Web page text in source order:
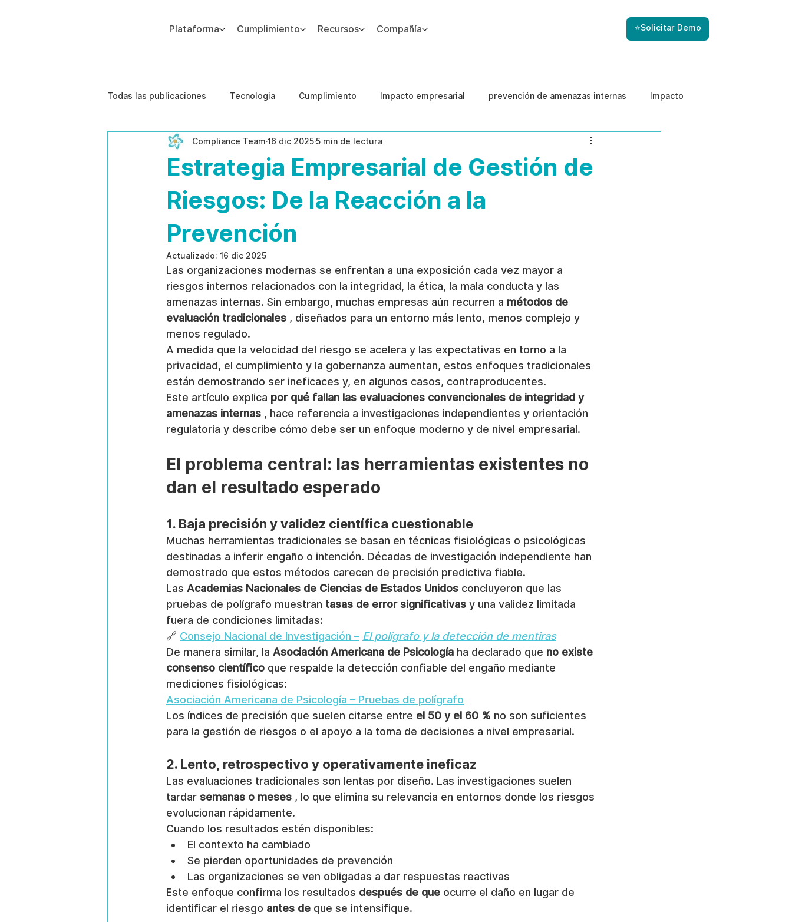
Plataforma Cumplimiento Recursos Compañía ⭐Solicitar Demo
Todas las publicaciones Tecnologia Cumplimiento Impacto empresarial prevención de amenazas internas Impacto
Estudios de caso Etica de IA Integridad del Capital Humano
Estrategia Empresarial de Gestión de
Riesgos: De la Reacción a la
Prevención
Compliance Team 16 dic 20255 min de lectura
Actualizado: 16 dic 2025
Las organizaciones modernas se enfrentan a una exposición cada vez mayor a
riesgos internos relacionados con la integridad, la ética, la mala conducta y las
amenazas internas. Sin embargo, muchas empresas aún recurren a métodos de
evaluación tradicionales , diseñados para un entorno más lento, menos complejo y
menos regulado.
A medida que la velocidad del riesgo se acelera y las expectativas en torno a la
privacidad, el cumplimiento y la gobernanza aumentan, estos enfoques tradicionales
están demostrando ser ineficaces y, en algunos casos, contraproducentes.
Este artículo explica por qué fallan las evaluaciones convencionales de integridad y
amenazas internas , hace referencia a investigaciones independientes y orientación
regulatoria y describe cómo debe ser un enfoque moderno y de nivel empresarial.
El problema central: las herramientas existentes no
dan el resultado esperado
1. Baja precisión y validez científica cuestionable
Muchas herramientas tradicionales se basan en técnicas fisiológicas o psicológicas
destinadas a inferir engaño o intención. Décadas de investigación independiente han
demostrado que estos métodos carecen de precisión predictiva fiable.
Las Academias Nacionales de Ciencias de Estados Unidos concluyeron que las
pruebas de polígrafo muestran tasas de error significativas y una validez limitada
fuera de condiciones limitadas:
🔗 Consejo Nacional de Investigación – El polígrafo y la detección de mentiras
De manera similar, la Asociación Americana de Psicología ha declarado que no existe
consenso científico que respalde la detección confiable del engaño mediante
mediciones fisiológicas:
Asociación Americana de Psicología – Pruebas de polígrafo
Los índices de precisión que suelen citarse entre el 50 y el 60 % no son suficientes
para la gestión de riesgos o el apoyo a la toma de decisiones a nivel empresarial.
2. Lento, retrospectivo y operativamente ineficaz
Las evaluaciones tradicionales son lentas por diseño. Las investigaciones suelen
tardar semanas o meses , lo que elimina su relevancia en entornos donde los riesgos
evolucionan rápidamente.
Cuando los resultados estén disponibles:
El contexto ha cambiado
Se pierden oportunidades de prevención
Las organizaciones se ven obligadas a dar respuestas reactivas
Este enfoque confirma los resultados después de que ocurre el daño en lugar de
identificar el riesgo antes de que se intensifique.